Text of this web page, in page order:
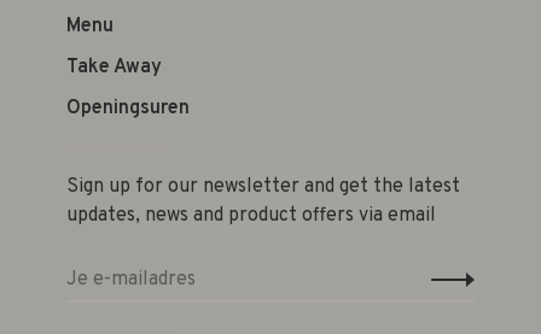
Menu
Take Away
Openingsuren
Sign up for our newsletter and get the latest
updates, news and product offers via email